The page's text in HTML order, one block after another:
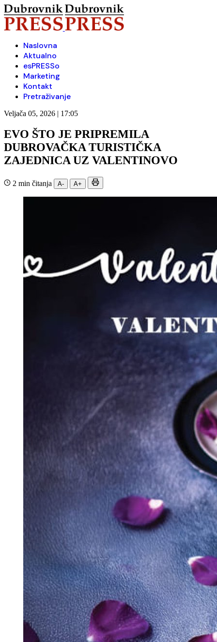
Naslovna
Aktualno
esPRESSo
Marketing
Kontakt
Pretraživanje
Veljača 05, 2026 | 17:05
EVO ŠTO JE PRIPREMILA
DUBROVAČKA TURISTIČKA
ZAJEDNICA UZ VALENTINOVO
2 min čitanja A- A+